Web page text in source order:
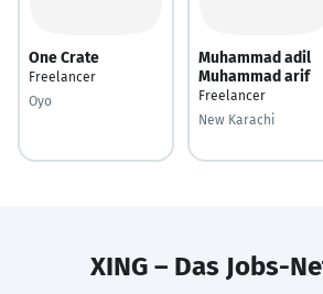
One Crate
Freelancer
Oyo
Muhammad adil
Muhammad arif
Freelancer
New Karachi
XING – Das Jobs-